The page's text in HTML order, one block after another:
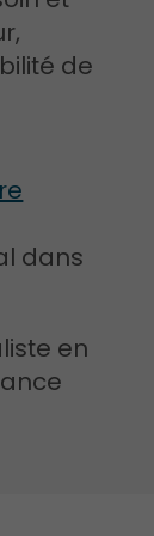
de
dans
en